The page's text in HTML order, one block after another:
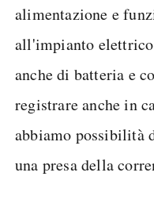
alimentazione e
all'impianto
anche di batteria e
registrare anche in
abbiamo possibilità
una presa della